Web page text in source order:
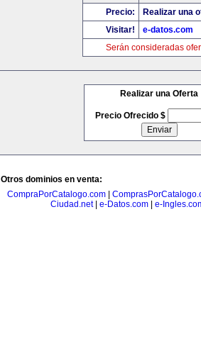
Precio:
Realizar una
Visitar!
e-datos.com
Serán consideradas
Realizar una Oferta
Precio Ofrecido $
Otros dominios en venta:
CompraPorCatalogo.com|
Ciudad.net| e-Datos.com e-